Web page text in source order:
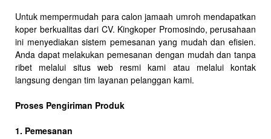
Untuk mempermudah para calon jamaah umroh mendapatkan
koper berkualitas dari CV. Kingkoper Promosindo, perusahaan
ini menyediakan sistem pemesanan yang mudah dan efisien.
Anda dapat melakukan pemesanan dengan mudah dan tanpa
ribet melalui situs web resmi kami atau melalui kontak
langsung dengan tim layanan pelanggan kami.
Proses Pengiriman Produk
1. Pemesanan